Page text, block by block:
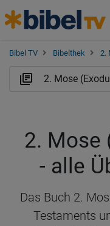
Bibel TV Bibelthek 2.
2. Mose
- alle
Das Buch 2.
Testaments